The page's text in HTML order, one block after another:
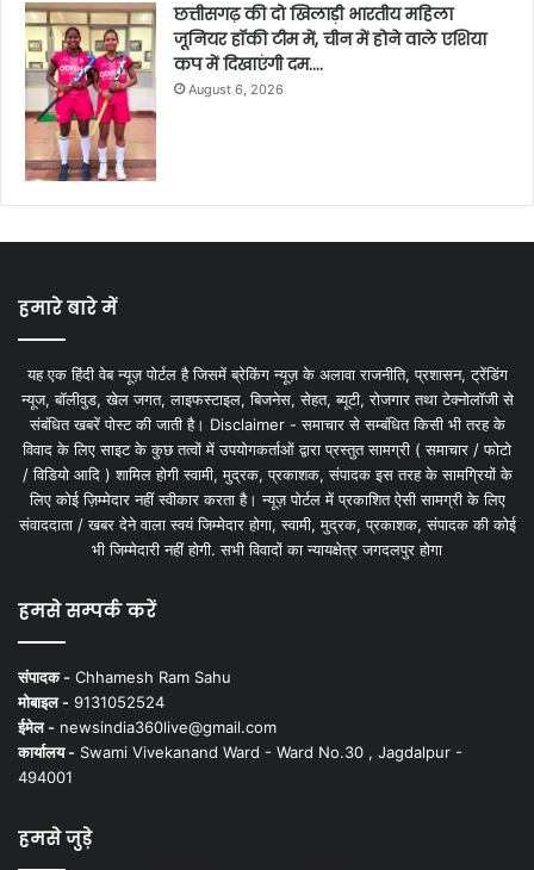
छत्तीसगढ़ की दो खिलाड़ी भारतीय महिला
जूनियर हॉकी टीम में, चीन में होने वाले एशिया
कप में दिखाएंगी दम….
August 6, 2026
हमारे बारे में
यह एक हिंदी वेब न्यूज़ पोर्टल है जिसमें ब्रेकिंग न्यूज़ के अलावा राजनीति, प्रशासन, ट्रेंडिंग
न्यूज, बॉलीवुड, खेल जगत, लाइफस्टाइल, बिजनेस, सेहत, ब्यूटी, रोजगार तथा टेक्नोलॉजी से
संबंधित खबरें पोस्ट की जाती है। Disclaimer - समाचार से सम्बंधित किसी भी तरह के
विवाद के लिए साइट के कुछ तत्वों में उपयोगकर्ताओं द्वारा प्रस्तुत सामग्री ( समाचार / फोटो
/ विडियो आदि ) शामिल होगी स्वामी, मुद्रक, प्रकाशक, संपादक इस तरह के सामग्रियों के
लिए कोई ज़िम्मेदार नहीं स्वीकार करता है। न्यूज़ पोर्टल में प्रकाशित ऐसी सामग्री के लिए
संवाददाता / खबर देने वाला स्वयं जिम्मेदार होगा, स्वामी, मुद्रक, प्रकाशक, संपादक की कोई
भी जिम्मेदारी नहीं होगी. सभी विवादों का न्यायक्षेत्र जगदलपुर होगा
हमसे सम्पर्क करें
संपादक - Chhamesh Ram Sahu
मोबाइल - 9131052524
ईमेल - newsindia360live@gmail.com
कार्यालय - Swami Vivekanand Ward - Ward No.30 , Jagdalpur -
494001
हमसे जुड़े